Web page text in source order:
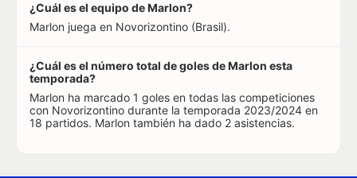
¿Cuál es el equipo de Marlon?
Marlon juega en Novorizontino (Brasil).
¿Cuál es el número total de goles de Marlon esta
temporada?
Marlon ha marcado 1 goles en todas las competiciones
con Novorizontino durante la temporada 2023/2024 en
18 partidos. Marlon también ha dado 2 asistencias.